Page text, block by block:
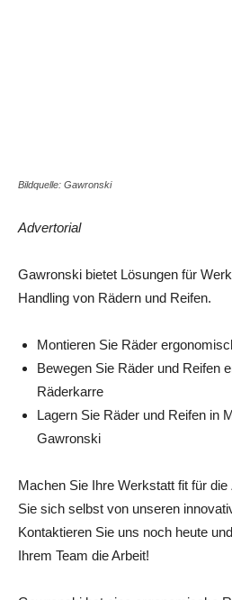
Bildquelle: Gawronski
Advertorial
Gawronski bietet Lösungen für
Handling von Rädern und Reifen.
Montieren Sie Räder
Bewegen Sie Räder und Reifen
Räderkarre
Lagern Sie Räder und Reifen in
Gawronski
Machen Sie Ihre Werkstatt fit für
Sie sich selbst von unseren
Kontaktieren Sie uns noch heute
Ihrem Team die Arbeit!